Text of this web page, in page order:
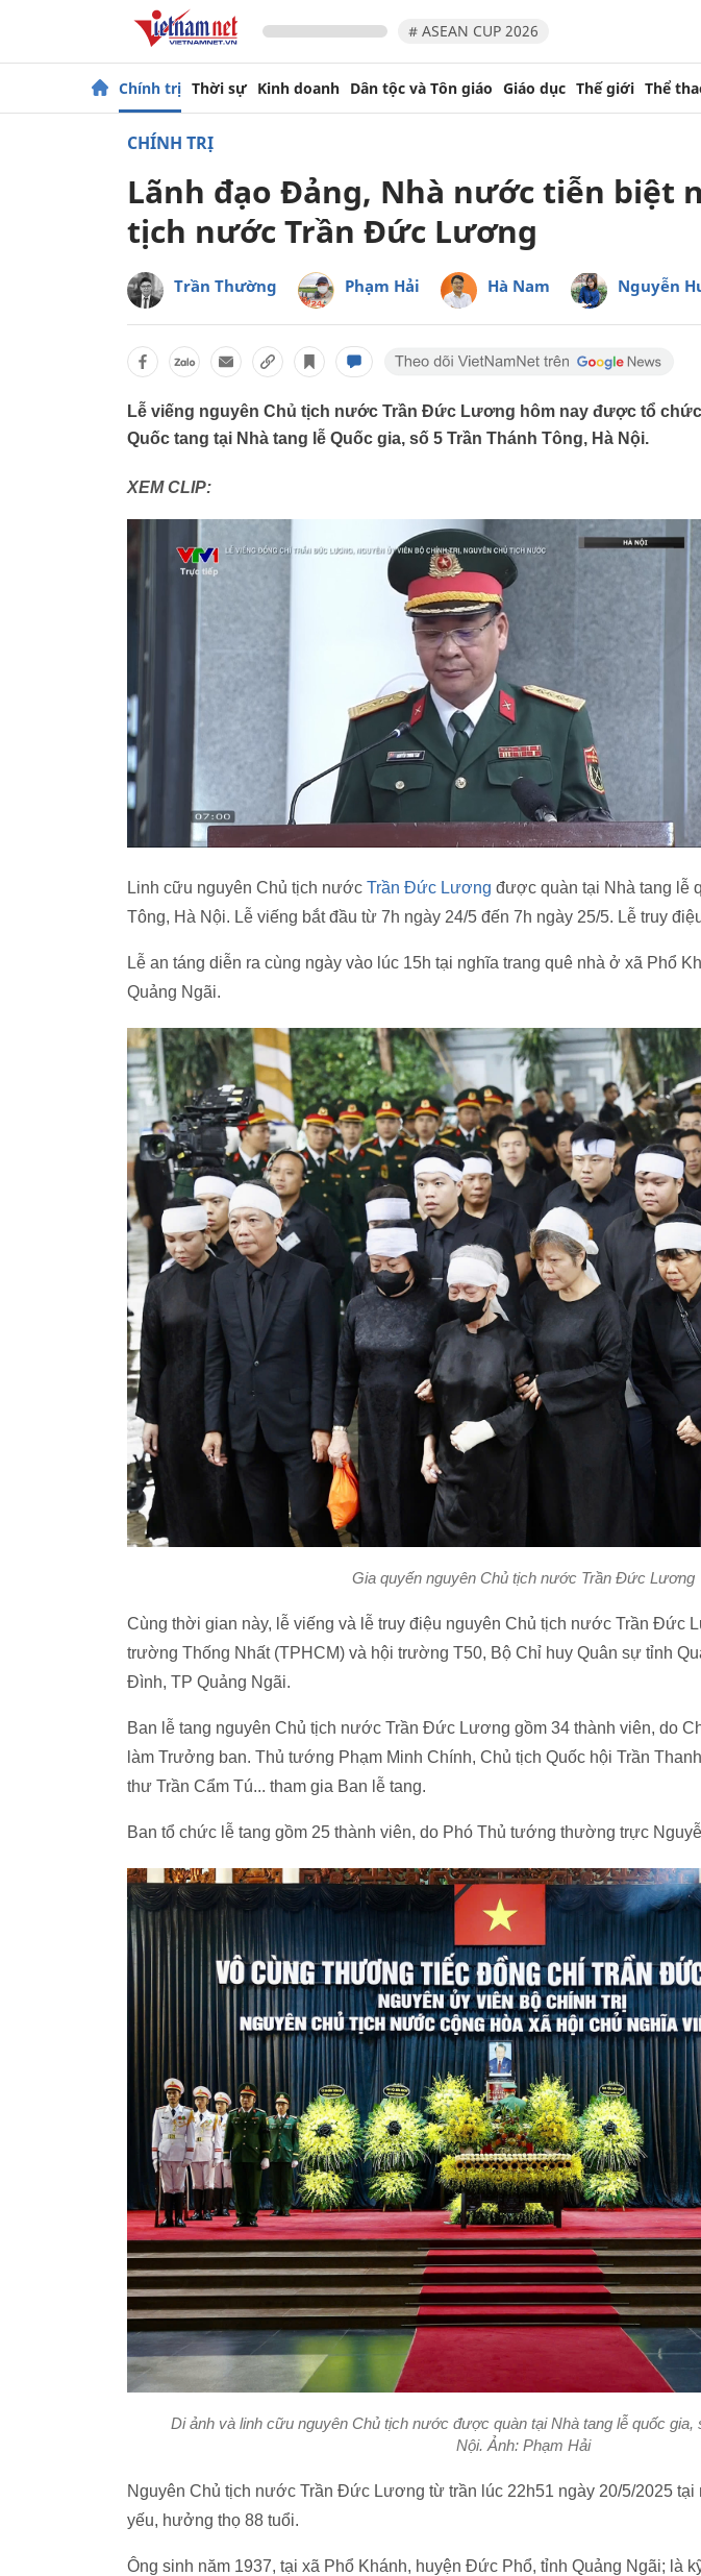
# ASEAN CUP 2026
Chính trị Thời sự Kinh doanh Dân tộc và Tôn giáo Giáo dục Thế giới Thể
CHÍNH TRỊ
Lãnh đạo Đảng, Nhà nước tiễn biệt
tịch nước Trần Đức Lương
Trần Thường Phạm Hải Hà Nam Nguyễn
Lễ viếng nguyên Chủ tịch nước Trần Đức Lương hôm nay được tổ
Quốc tang tại Nhà tang lễ Quốc gia, số 5 Trần Thánh Tông, Hà Nội.
XEM CLIP:
Linh cữu nguyên Chủ tịch nước Trần Đức Lương được quàn tại Nhà tang lễ
Tông, Hà Nội. Lễ viếng bắt đầu từ 7h ngày 24/5 đến 7h ngày 25/5. Lễ truy
Lễ an táng diễn ra cùng ngày vào lúc 15h tại nghĩa trang quê nhà ở xã Phổ
Quảng Ngãi.
Gia quyến nguyên Chủ tịch nước Trần Đức Lương
Cùng thời gian này, lễ viếng và lễ truy điệu nguyên Chủ tịch nước Trần Đức
trường Thống Nhất (TPHCM) và hội trường T50, Bộ Chỉ huy Quân sự tỉnh
Đình, TP Quảng Ngãi.
Ban lễ tang nguyên Chủ tịch nước Trần Đức Lương gồm 34 thành viên, do
làm Trưởng ban. Thủ tướng Phạm Minh Chính, Chủ tịch Quốc hội Trần
thư Trần Cẩm Tú... tham gia Ban lễ tang.
Ban tổ chức lễ tang gồm 25 thành viên, do Phó Thủ tướng thường trực
Di ảnh và linh cữu nguyên Chủ tịch nước được quàn tại Nhà tang lễ quốc gia,
Nội. Ảnh: Phạm Hải
Nguyên Chủ tịch nước Trần Đức Lương từ trần lúc 22h51 ngày 20/5/2025 tại
yếu, hưởng thọ 88 tuổi.
Ông sinh năm 1937, tại xã Phổ Khánh, huyện Đức Phổ, tỉnh Quảng Ngãi; là